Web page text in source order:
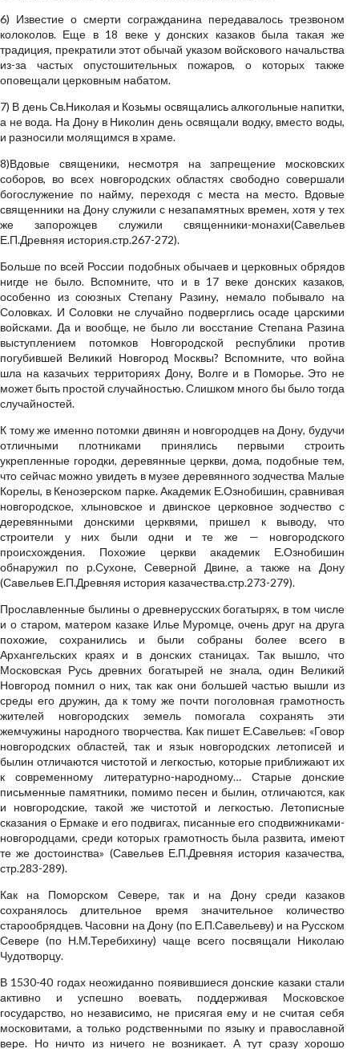
6) Известие о смерти согражданина передавалось трезвоном
колоколов. Еще в 18 веке у донских казаков была такая же
традиция, прекратили этот обычай указом войскового начальства
из-за частых опустошительных пожаров, о которых также
оповещали церковным набатом.
7) В день Св.Николая и Козьмы освящались алкогольные напитки,
а не вода. На Дону в Николин день освящали водку, вместо воды,
и разносили молящимся в храме.
8)Вдовые священики, несмотря на запрещение московских
соборов, во всех новгородских областях свободно совершали
богослужение по найму, переходя с места на место. Вдовые
священники на Дону служили с незапамятных времен, хотя у тех
же запорожцев служили священники-монахи(Савельев
Е.П.Древняя история.стр.267-272).
Больше по всей России подобных обычаев и церковных обрядов
нигде не было. Вспомните, что и в 17 веке донских казаков,
особенно из союзных Степану Разину, немало побывало на
Соловках. И Соловки не случайно подверглись осаде царскими
войсками. Да и вообще, не было ли восстание Степана Разина
выступлением потомков Новгородской республики против
погубившей Великий Новгород Москвы? Вспомните, что война
шла на казачьих территориях Дону, Волге и в Поморье. Это не
может быть простой случайностью. Слишком много бы было тогда
случайностей.
К тому же именно потомки двинян и новгородцев на Дону, будучи
отличными плотниками принялись первыми строить
укрепленные городки, деревянные церкви, дома, подобные тем,
что сейчас можно увидеть в музее деревянного зодчества Малые
Корелы, в Кенозерском парке. Академик Е.Ознобишин, сравнивая
новгородское, хлыновское и двинское церковное зодчество с
деревянными донскими церквями, пришел к выводу, что
строители у них были одни и те же — новгородского
происхождения. Похожие церкви академик Е.Ознобишин
обнаружил по р.Сухоне, Северной Двине, а также на Дону
(Савельев Е.П.Древняя история казачества.стр.273-279).
Прославленные былины о древнерусских богатырях, в том числе
и о старом, матером казаке Илье Муромце, очень друг на друга
похожие, сохранились и были собраны более всего в
Архангельских краях и в донских станицах. Так вышло, что
Московская Русь древних богатырей не знала, один Великий
Новгород помнил о них, так как они большей частью вышли из
среды его дружин, да к тому же почти поголовная грамотность
жителей новгородских земель помогала сохранять эти
жемчужины народного творчества. Как пишет Е.Савельев: «Говор
новгородских областей, так и язык новгородских летописей и
былин отличаются чистотой и легкостью, которые приближают их
к современному литературно-народному… Старые донские
письменные памятники, помимо песен и былин, отличаются, как
и новгородские, такой же чистотой и легкостью. Летописные
сказания о Ермаке и его подвигах, писанные его сподвижниками-
новгородцами, среди которых грамотность была развита, имеют
те же достоинства» (Савельев Е.П.Древняя история казачества,
стр.283-289).
Как на Поморском Севере, так и на Дону среди казаков
сохранялось длительное время значительное количество
старообрядцев. Часовни на Дону (по Е.П.Савельеву) и на Русском
Севере (по Н.М.Теребихину) чаще всего посвящали Николаю
Чудотворцу.
В 1530-40 годах неожиданно появившиеся донские казаки стали
активно и успешно воевать, поддерживая Московское
государство, но независимо, не присягая ему и не считая себя
московитами, а только родственными по языку и православной
вере. Но ничто из ничего не возникает. А тут сразу хорошо